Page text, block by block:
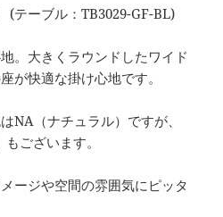
テーブル：TB3029-GF-BL)
。大きくラウンドしたワイド
が快適な掛け心地です。
NA（ナチュラル）ですが、
ございます。
ージや空間の雰囲気にピッタ